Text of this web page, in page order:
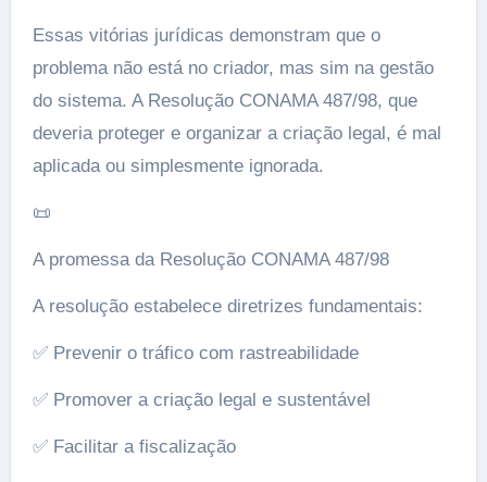
Essas vitórias jurídicas demonstram que o
problema não está no criador, mas sim na gestão
do sistema. A Resolução CONAMA 487/98, que
deveria proteger e organizar a criação legal, é mal
aplicada ou simplesmente ignorada.
📜
A promessa da Resolução CONAMA 487/98
A resolução estabelece diretrizes fundamentais:
✅ Prevenir o tráfico com rastreabilidade
✅ Promover a criação legal e sustentável
✅ Facilitar a fiscalização